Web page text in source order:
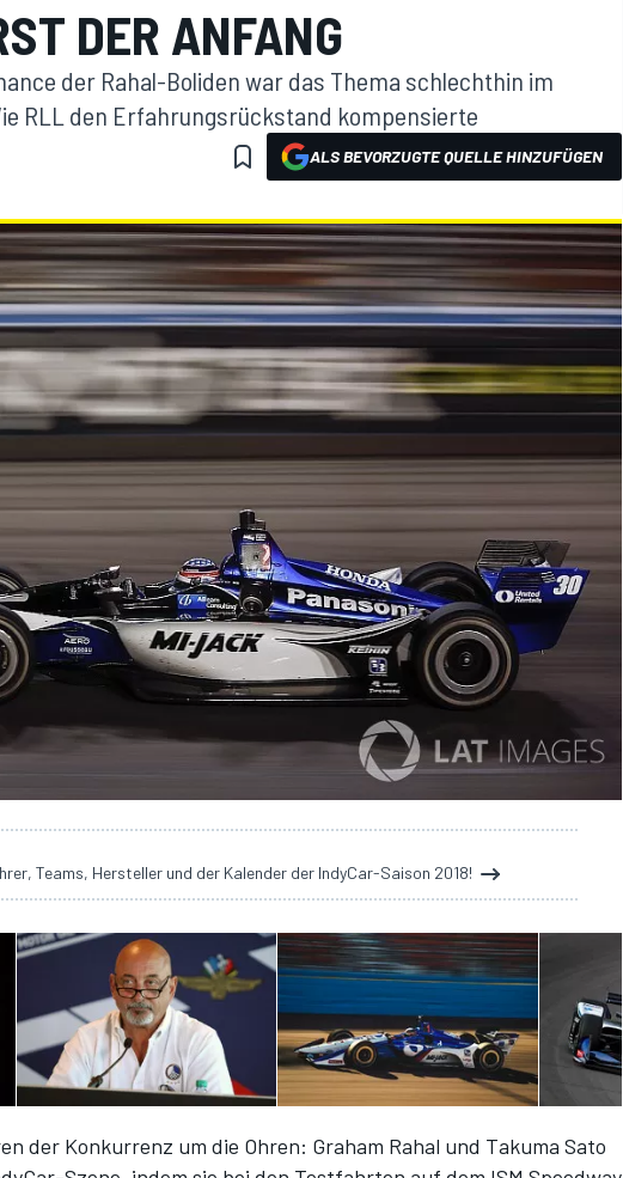
DER ANFANG
der Rahal-Boliden war das Thema schlechthin im
RLL den Erfahrungsrückstand kompensierte
ALS BEVORZUGTE QUELLE HINZUFÜGEN
Teams, Hersteller und der Kalender der IndyCar-Saison 2018!
der Konkurrenz um die Ohren: Graham Rahal und Takuma Sato